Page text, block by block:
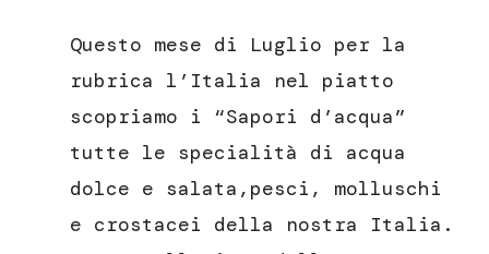
padella
Questo mese di Luglio per la
rubrica l’Italia nel piatto
scopriamo i “Sapori d’acqua”
tutte le specialità di acqua
dolce e salata,pesci, molluschi
e crostacei della nostra Italia.